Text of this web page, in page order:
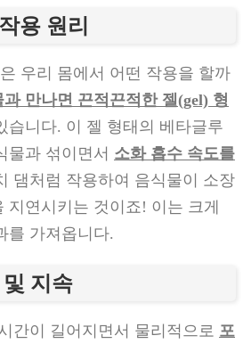
용 원리
우리 몸에서 어떤 작용을 할까
과 만나면 끈적끈적한 젤(gel) 형
습니다. 이 젤 형태의 베타글루
물과 섞이면서 소화 흡수 속도를
댐처럼 작용하여 음식물이 소장
지연시키는 것이죠! 이는 크게
를 가져옵니다.
지속
간이 길어지면서 물리적으로 포